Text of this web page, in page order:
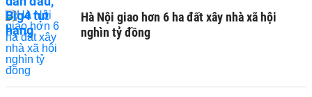
Hà Nội giao hơn 6 ha đất xây nhà xã hội
nghìn tỷ đồng